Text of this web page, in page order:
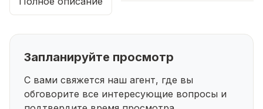
Количество комнат: 4
Этажей: 2
Фундамент: ленточный
Отделка: чистовой ремонт, дом полностью готов
для комфортного проживания
🔥 Коммуникации и удобства:
Запланируйте просмотр
С вами свяжется наш агент, где вы
обговорите все интересующие вопросы и